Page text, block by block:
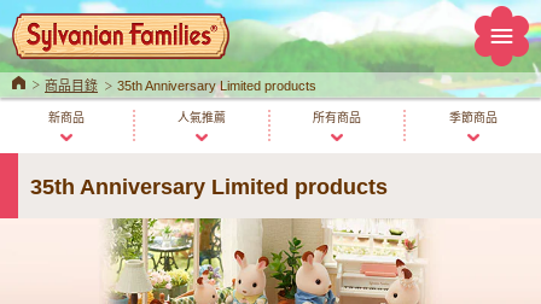
Home商品目錄 35th Anniversary Limited products
新商品 人氣推薦 所有商品 季節商品
35th Anniversary Limited products